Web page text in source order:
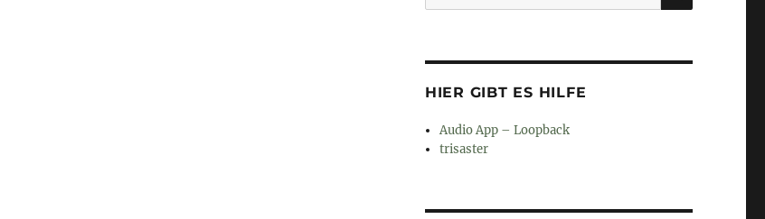
nach:
HIER GIBT ES HILFE
Audio App – Loopback
trisaster